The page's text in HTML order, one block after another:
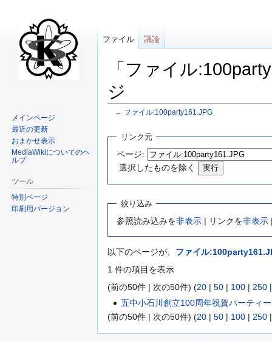
「ファイル
ジ
← ファイル:100party161.JPG
シ
移
動
動
リンク元
ページ:
選択したものを除く
絞り込み
参照読み込みを非表示 | リンクを非表示
以下のページが、 ファイル
1 件の項目を表示
(前の50件 | 次の50件) (20 | 50 | 100 | 250
五中小石川創立100周年祝賀パーティー
(前の50件 | 次の50件) (20 | 50 | 100 | 250
ファイル 議論
メインページ
最近の更新
おまかせ表示
MediaWikiについてのヘ
ルプ
ツール
特別ページ
印刷用バージョン